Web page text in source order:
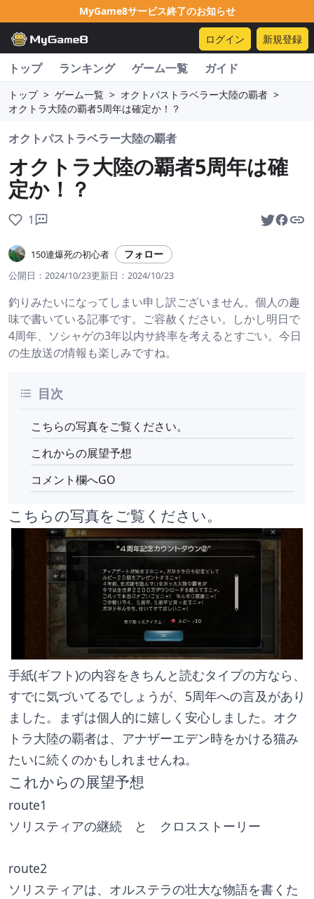
MyGame8サービス終了のお知らせ
ログイン 新規登録
トップ ランキング ゲーム一覧 ガイド
トップ > ゲーム一覧 > オクトパストラベラー大陸の覇者 >
オクトラ大陸の覇者5周年は確定か！？
オクトパストラベラー大陸の覇者
オクトラ大陸の覇者5周年は確
定か！？
1
150連爆死の初心者 フォロー
公開日： 2024/10/23更新日： 2024/10/23
釣りみたいになってしまい申し訳ございません。個人の趣
味で書いている記事です。ご容赦ください。しかし明日で
4周年、ソシャゲの3年以内サ終率を考えるとすごい。今日
の生放送の情報も楽しみですね。
目次
こちらの写真をご覧ください。
これからの展望予想
コメント欄へGO
こちらの写真をご覧ください。
手紙(ギフト)の内容をきちんと読むタイプの方なら、
すでに気づいてるでしょうが、5周年への言及があり
ました。まずは個人的に嬉しく安心しました。オク
トラ大陸の覇者は、アナザーエデン時をかける猫み
たいに続くのかもしれませんね。
これからの展望予想
route1
ソリスティアの継続　と　クロスストーリー
route2
ソリスティアは、オルステラの壮大な物語を書くた